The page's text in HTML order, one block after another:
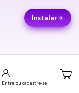
Instalar
Entre ou cadastre-se